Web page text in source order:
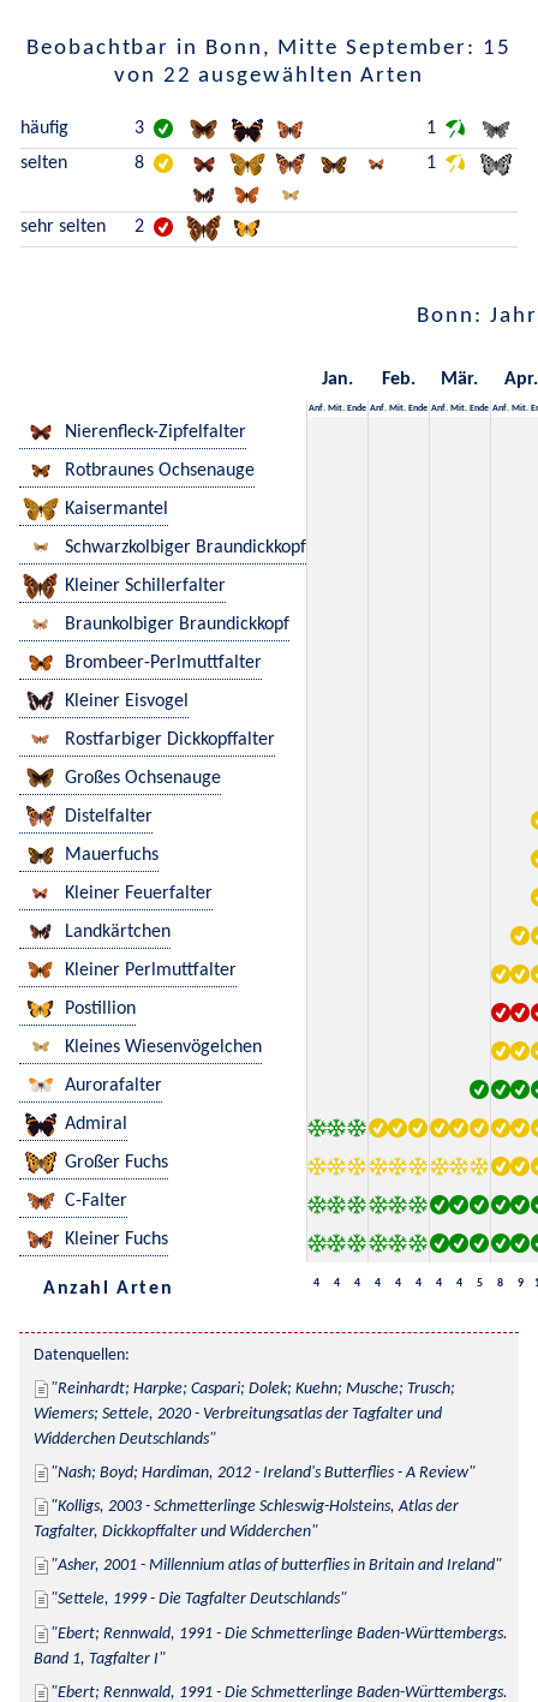
Beobachtbar in Bonn, Mitte September: 15
von 22 ausgewählten Arten
häufig 3
1
selten
8 1
sehr selten 2
Bonn:
Jan. Feb. Mär. Apr.
Anf. Mit. Ende Anf. Mit. Ende Anf. Mit. Ende Anf. Mit.
Nierenfleck-Zipfelfalter
Rotbraunes Ochsenauge
Kaisermantel
Schwarzkolbiger Braundickkopf
Kleiner Schillerfalter
Braunkolbiger Braundickkopf
Brombeer-Perlmuttfalter
Kleiner Eisvogel
Rostfarbiger Dickkopffalter
Großes Ochsenauge
Distelfalter
Mauerfuchs
Kleiner Feuerfalter
Landkärtchen
Kleiner Perlmuttfalter
Postillion
Kleines Wiesenvögelchen
Aurorafalter
Admiral
Großer Fuchs
C-Falter
Kleiner Fuchs
Anzahl Arten 4 4 4 4 4 4 4 4 5 8 9
Datenquellen:
Reinhardt; Harpke; Caspari; Dolek; Kuehn; Musche; Trusch;
Wiemers; Settele, 2020 - Verbreitungsatlas der Tagfalter und
Widderchen Deutschlands
Nash; Boyd; Hardiman, 2012 - Ireland's Butterflies - A Review
Kolligs, 2003 - Schmetterlinge Schleswig-Holsteins, Atlas der
Tagfalter, Dickkopffalter und Widderchen
Asher, 2001 - Millennium atlas of butterflies in Britain and Ireland
Settele, 1999 - Die Tagfalter Deutschlands
Ebert; Rennwald, 1991 - Die Schmetterlinge Baden-Württembergs.
Band 1, Tagfalter I
Ebert; Rennwald, 1991 - Die Schmetterlinge Baden-Württembergs.